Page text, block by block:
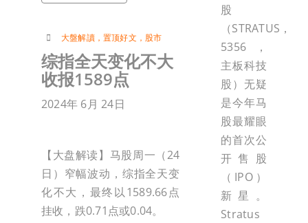
大盤解讀， 置顶好文 ， 股市
综指全天变化不大
收报1589点
2024年 6月 24日
【大盘解读】马股周一（24
日）窄幅波动，综指全天变
化不大，最终以1589.66点
挂收，跌0.71点或0.04。
股
（STRATUS，
5356，
主板科技
股）无疑
是今年马
股最耀眼
的首次公
开售股
（IPO）
新星。
Stratus